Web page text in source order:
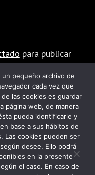
para publicar
POR
DEL
un pequeño archivo de
cada vez que
las cookies es guardar
página web, de manera
pueda identificarle y
base a sus hábitos de
Las cookies pueden ser
desee. Ello podrá
en la presente
el caso. En caso de